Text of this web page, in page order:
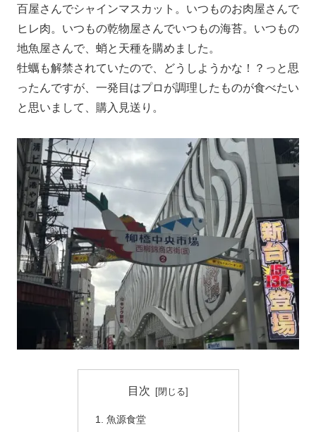
百屋さんでシャインマスカット。いつものお肉屋さんで
ヒレ肉。いつもの乾物屋さんでいつもの海苔。いつもの
地魚屋さんで、蛸と天種を購めました。
牡蠣も解禁されていたので、どうしようかな！？っと思
ったんですが、一発目はプロが調理したものが食べたい
と思いまして、購入見送り。
目次
魚源食堂